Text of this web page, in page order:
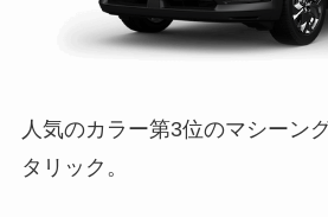
人気のカラー第3位のマシーン
タリック。